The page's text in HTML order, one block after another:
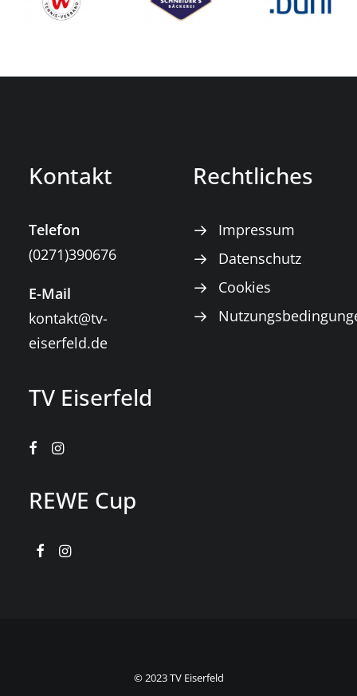
Kontakt
Telefon
(0271)390676
E-Mail
kontakt@tv-
eiserfeld.de
Rechtliches
Impressum
Datenschutz
Cookies
TV Eiserfeld
REWE Cup
© 2023 TV Eiserfeld